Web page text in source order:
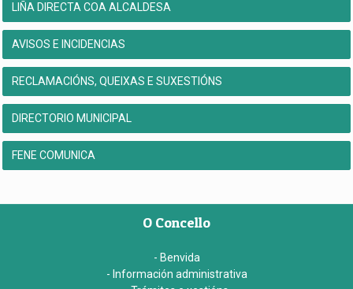
LIÑA DIRECTA COA ALCALDESA
AVISOS E INCIDENCIAS
RECLAMACIÓNS, QUEIXAS E SUXESTIÓNS
DIRECTORIO MUNICIPAL
FENE COMUNICA
O Concello
- Benvida
- Información administrativa